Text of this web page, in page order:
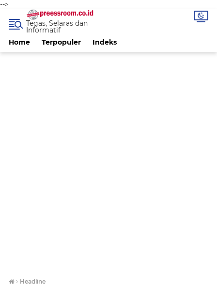
-->
Home Terpopuler Indeks
Tegas, Selaras dan
Informatif
› Headline